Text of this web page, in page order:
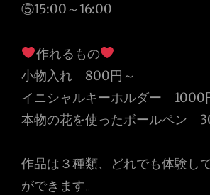
⑤15:00～16:00
作れるもの
小物入れ 800円～
イニシャルキーホルダー 1000
本物の花を使ったボールペン
作品は３種類、どれでも体験し
ができます。